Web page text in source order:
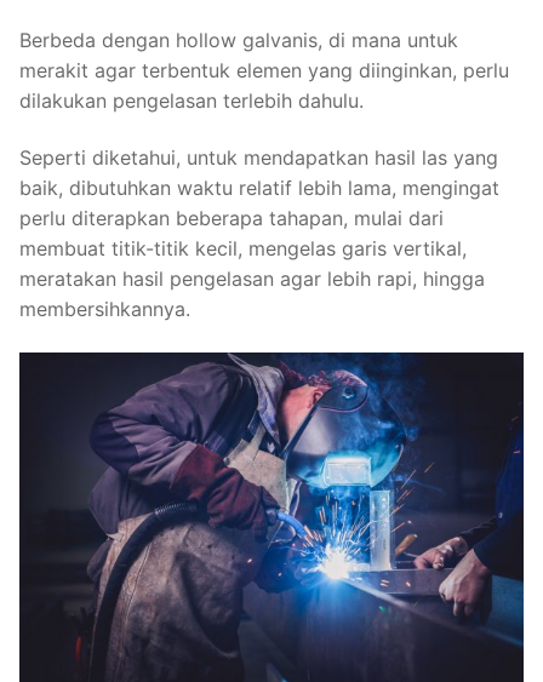
Berbeda dengan hollow galvanis, di mana untuk
merakit agar terbentuk elemen yang diinginkan, perlu
dilakukan pengelasan terlebih dahulu.
Seperti diketahui, untuk mendapatkan hasil las yang
baik, dibutuhkan waktu relatif lebih lama, mengingat
perlu diterapkan beberapa tahapan, mulai dari
membuat titik-titik kecil, mengelas garis vertikal,
meratakan hasil pengelasan agar lebih rapi, hingga
membersihkannya.